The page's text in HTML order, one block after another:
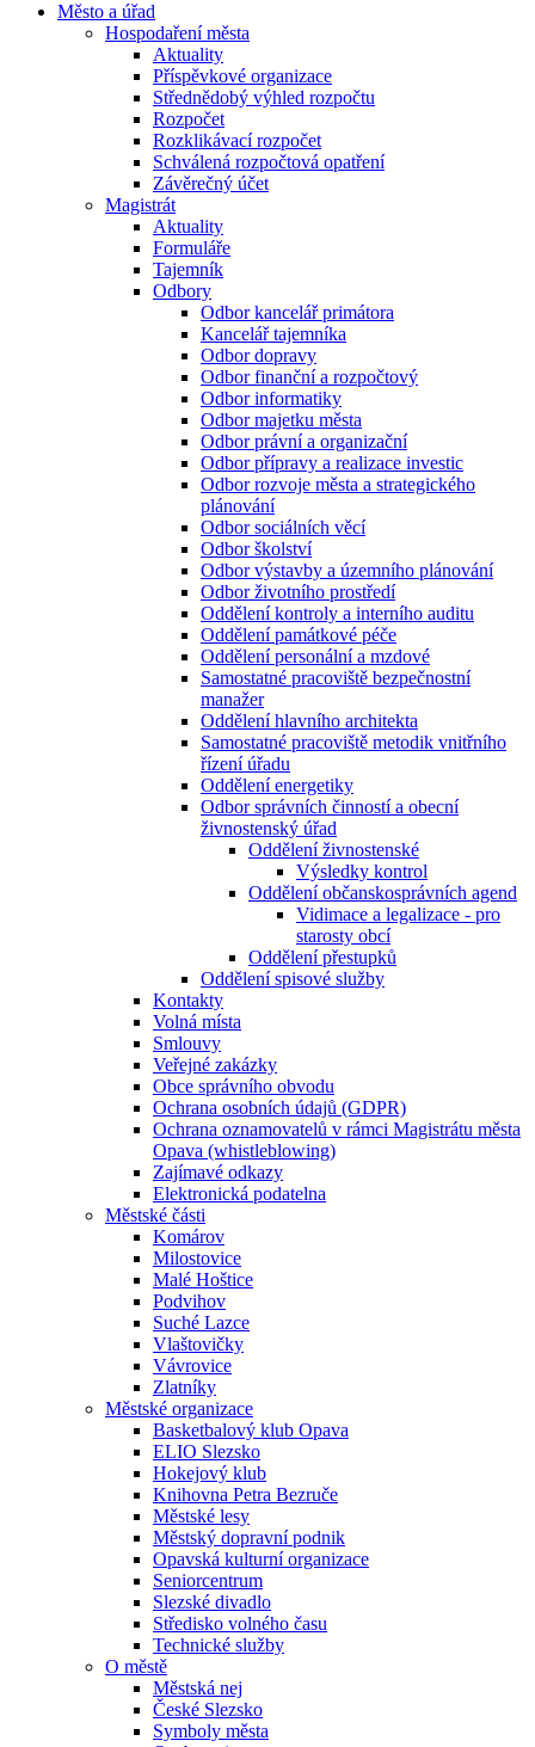
Město a úřad
Hospodaření města
Aktuality
Příspěvkové organizace
Střednědobý výhled rozpočtu
Rozpočet
Rozklikávací rozpočet
Schválená rozpočtová opatření
Závěrečný účet
Magistrát
Aktuality
Formuláře
Tajemník
Odbory
Odbor kancelář primátora
Kancelář tajemníka
Odbor dopravy
Odbor finanční a rozpočtový
Odbor informatiky
Odbor majetku města
Odbor právní a organizační
Odbor přípravy a realizace investic
Odbor rozvoje města a strategického
plánování
Odbor sociálních věcí
Odbor školství
Odbor výstavby a územního plánování
Odbor životního prostředí
Oddělení kontroly a interního auditu
Oddělení památkové péče
Oddělení personální a mzdové
Samostatné pracoviště bezpečnostní
manažer
Oddělení hlavního architekta
Samostatné pracoviště metodik vnitřního
řízení úřadu
Oddělení energetiky
Odbor správních činností a obecní
živnostenský úřad
Oddělení živnostenské
Výsledky kontrol
Oddělení občanskosprávních agend
Vidimace a legalizace - pro
starosty obcí
Oddělení přestupků
Oddělení spisové služby
Kontakty
Volná místa
Smlouvy
Veřejné zakázky
Obce správního obvodu
Ochrana osobních údajů (GDPR)
Ochrana oznamovatelů v rámci Magistrátu města
Opava (whistleblowing)
Zajímavé odkazy
Elektronická podatelna
Městské části
Komárov
Milostovice
Malé Hoštice
Podvihov
Suché Lazce
Vlaštovičky
Vávrovice
Zlatníky
Městské organizace
Basketbalový klub Opava
ELIO Slezsko
Hokejový klub
Knihovna Petra Bezruče
Městské lesy
Městský dopravní podnik
Opavská kulturní organizace
Seniorcentrum
Slezské divadlo
Středisko volného času
Technické služby
O městě
Městská nej
České Slezsko
Symboly města